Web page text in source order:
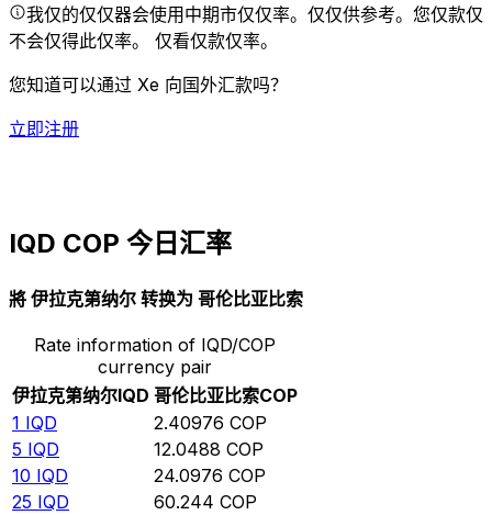
我仅的仅仅器会使用中期市仅仅率。仅仅供参考。您仅款仅
不会仅得此仅率。 仅看仅款仅率。
您知道可以通过 Xe 向国外汇款吗？
立即注册
IQD COP 今日汇率
將 伊拉克第纳尔 转换为 哥伦比亚比索
Rate information of IQD/COP
currency pair
伊拉克第纳尔IQD 哥伦比亚比索COP
1 IQD 2.40976 COP
5 IQD 12.0488 COP
10 IQD 24.0976 COP
25 IQD 60.244 COP